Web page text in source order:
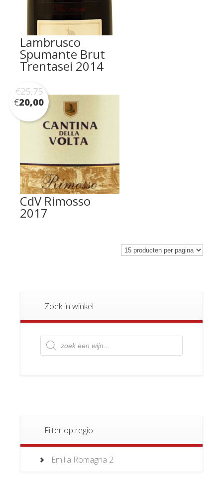
Lambrusco
Spumante Brut
Trentasei 2014
CdV Rimosso
2017
€25,75
€20,00
Zoek in winkel
Producten
zoeken
Filter op regio
Emilia Romagna 2